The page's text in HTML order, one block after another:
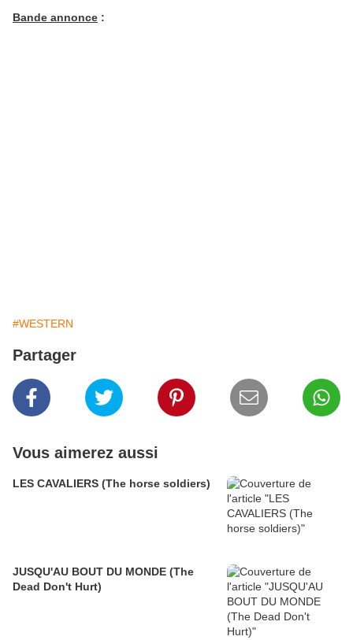
Bande annonce :
#WESTERN
Partager
Vous aimerez aussi
LES CAVALIERS (The horse soldiers)
JUSQU'AU BOUT DU MONDE (The
Dead Don't Hurt)